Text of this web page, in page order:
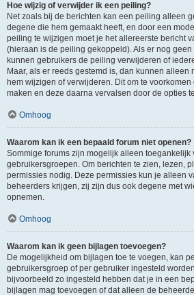
Hoe wijzig of verwijder ik een peiling?
Net zoals bij de berichten kan een peiling alleen
degene die hem gemaakt heeft, en door een
peiling te wijzigen moet je het allereerste bericht
(hieraan is de peiling gekoppeld). Als er nog
kunnen gebruikers de peiling verwijderen of
Maar, als er reeds gestemd is, dan kunnen alleen
hem wijzigen of verwijderen. Dit om te
maken en deze daarna vervalsen door de opties
Omhoog
Waarom kan ik een bepaald forum niet openen?
Sommige forums zijn mogelijk alleen
gebruikersgroepen. Om berichten te zien, lezen,
permissies nodig. Deze permissies kun je alleen
beheerders krijgen, zij zijn dus ook degene met
opnemen.
Omhoog
Waarom kan ik geen bijlagen toevoegen?
De mogelijkheid om bijlagen toe te voegen, kan
gebruikersgroep of per gebruiker ingesteld
bijvoorbeeld zo ingesteld hebben dat je in een
bijlagen mag toevoegen of dat alleen de